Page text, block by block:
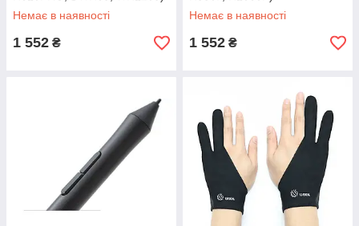
Немає в наявності
1 552 ₴
Немає в наявності
1 552 ₴